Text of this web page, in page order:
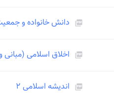
picture_as_pdf دانش خانواده و
picture_as_pdf اخلاق اسلامی (مبانی
picture_as_pdf اندیشه اسلامی ۲